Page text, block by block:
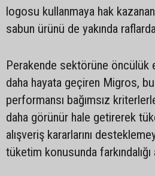
logosu kullanmaya hak
sabun ürünü de yakında
Perakende sektörüne öncülük
daha hayata geçiren Migros,
performansı bağımsız
daha görünür hale getirerek
alışveriş kararlarını
tüketim konusunda farkındalığı